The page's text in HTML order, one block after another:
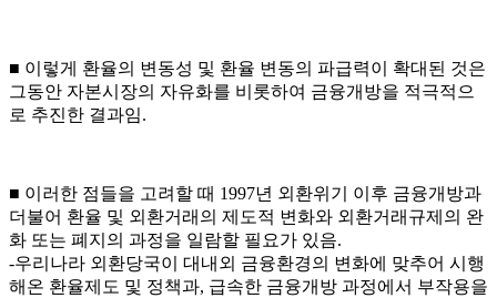
■ 이렇게 환율의 변동성 및 환율 변동의 파급력이 확대된 것은
그동안 자본시장의 자유화를 비롯하여 금융개방을 적극적으
로 추진한 결과임.
■ 이러한 점들을 고려할 때 1997년 외환위기 이후 금융개방과
더불어 환율 및 외환거래의 제도적 변화와 외환거래규제의 완
화 또는 폐지의 과정을 일람할 필요가 있음.
-우리나라 외환당국이 대내외 금융환경의 변화에 맞추어 시행
해온 환율제도 및 정책과, 급속한 금융개방 과정에서 부작용을